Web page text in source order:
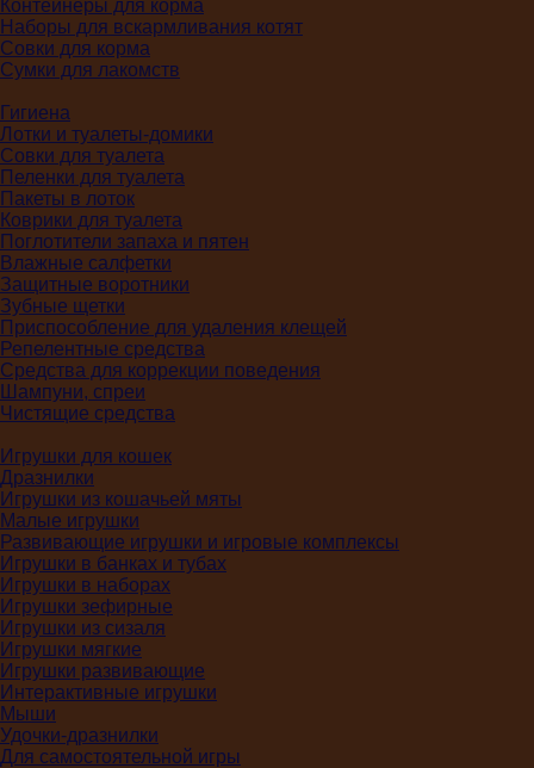
Контейнеры для корма
Наборы для вскармливания котят
Совки для корма
Сумки для лакомств
Гигиена
Лотки и туалеты-домики
Совки для туалета
Пеленки для туалета
Пакеты в лоток
Коврики для туалета
Поглотители запаха и пятен
Влажные салфетки
Защитные воротники
Зубные щетки
Приспособление для удаления клещей
Репелентные средства
Средства для коррекции поведения
Шампуни, спреи
Чистящие средства
Игрушки для кошек
Дразнилки
Игрушки из кошачьей мяты
Малые игрушки
Развивающие игрушки и игровые комплексы
Игрушки в банках и тубах
Игрушки в наборах
Игрушки зефирные
Игрушки из сизаля
Игрушки мягкие
Игрушки развивающие
Интерактивные игрушки
Мыши
Удочки-дразнилки
Для самостоятельной игры